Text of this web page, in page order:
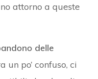
attorno a queste
delle
un po’ confuso, ci